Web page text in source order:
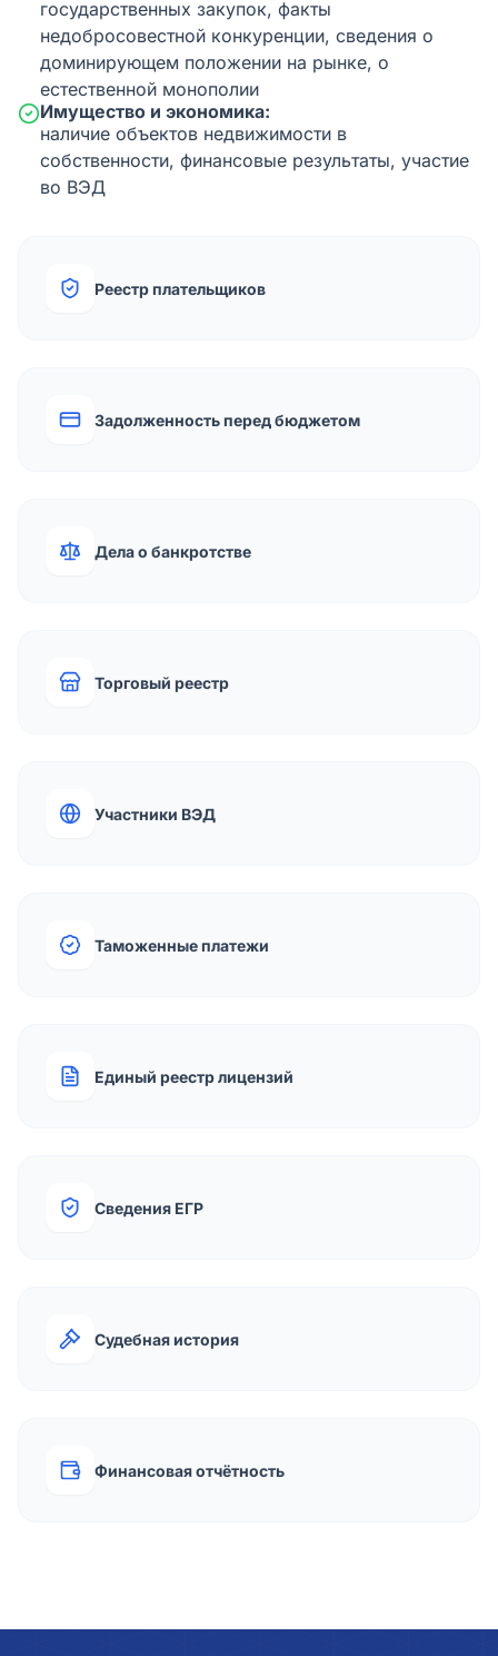
государственных закупок, факты
недобросовестной конкуренции, сведения о
доминирующем положении на рынке, о
естественной монополии
Имущество и экономика:
наличие объектов недвижимости в
собственности, финансовые результаты, участие
во ВЭД
Реестр плательщиков
Задолженность перед бюджетом
Дела о банкротстве
Торговый реестр
Участники ВЭД
Таможенные платежи
Единый реестр лицензий
Сведения ЕГР
Судебная история
Финансовая отчётность